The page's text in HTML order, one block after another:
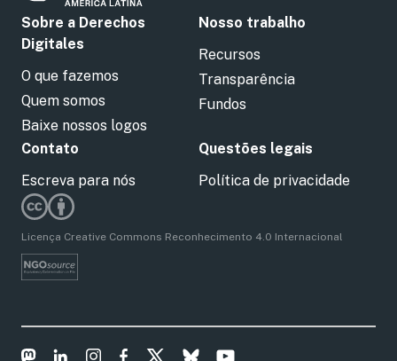
Sobre a Derechos
Digitales
O que fazemos
Quem somos
Baixe nossos logos
Nosso trabalho
Recursos
Transparência
Fundos
Contato
Escreva para nós
Questões legais
Política de privacidade
Licença Creative Commons Reconhecimento 4.0 Internacional